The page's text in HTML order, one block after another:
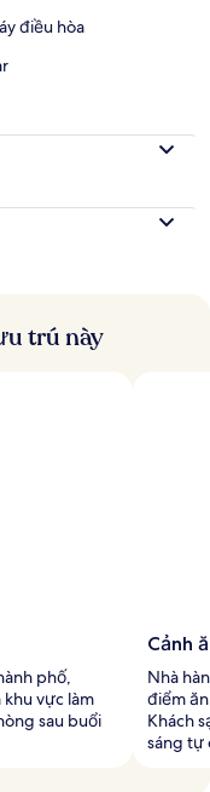
điều hòa
trú này
phố,
vực làm
sau buổi
Cảnh
Nhà
điểm
Khách
sáng tự